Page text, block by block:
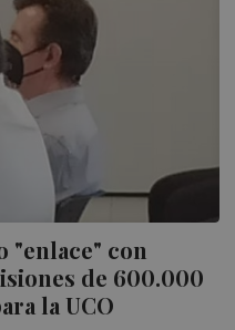
"enlace" con
de 600.000
la UCO